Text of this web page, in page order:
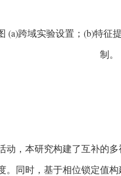
(a)跨域实验设置；(b)特征
制。
动，本研究构建了互补的
。同时，基于相位锁定值